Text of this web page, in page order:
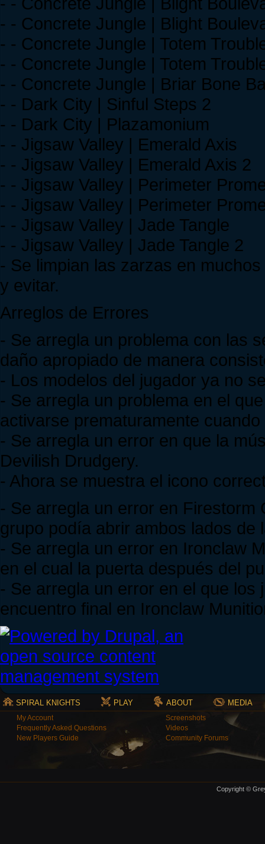
- - Concrete Jungle | Blight
- - Concrete Jungle | Totem
- - Concrete Jungle | Totem
- - Concrete Jungle | Briar Bone
- - Dark City | Sinful Steps 2
- - Dark City | Plazamonium
- - Jigsaw Valley | Emerald Axis
- - Jigsaw Valley | Emerald Axis 2
- - Jigsaw Valley | Perimeter
- - Jigsaw Valley | Perimeter
- - Jigsaw Valley | Jade Tangle
- - Jigsaw Valley | Jade Tangle 2
- Se limpian las zarzas en
y evitar.
Arreglos de Errores
- Se arregla un problema con las
daño apropiado de manera
- Los modelos del jugador ya no
- Se arregla un problema en el
activarse prematuramente
- Se arregla un error en que la
Devilish Drudgery.
- Ahora se muestra el icono
- Se arregla un error en Firestorm
grupo podía abrir ambos lados de
- Se arregla un error en Ironclaw
en el cual la puerta después del
- Se arregla un error en el que
encuentro final en Ironclaw
SPIRAL KNIGHTS PLAY ABOUT MEDIA
My Account
Frequently Asked Questions
New Players Guide
Screenshots
Videos
Community Forums
Copyright ©